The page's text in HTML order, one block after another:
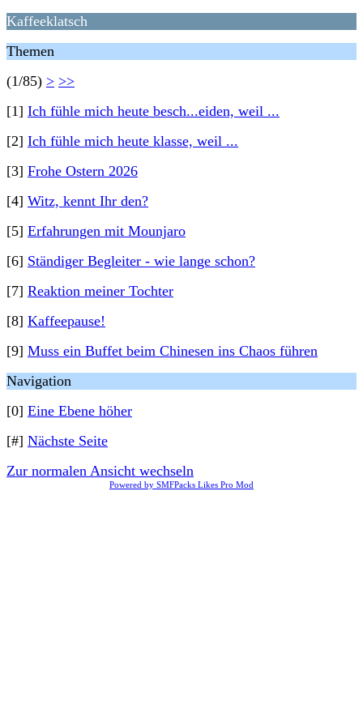
Kaffeeklatsch
Themen
(1/85) > >>
[1] Ich fühle mich heute besch...eiden, weil ...
[2] Ich fühle mich heute klasse, weil ...
[3] Frohe Ostern 2026
[4] Witz, kennt Ihr den?
[5] Erfahrungen mit Mounjaro
[6] Ständiger Begleiter - wie lange schon?
[7] Reaktion meiner Tochter
[8] Kaffeepause!
[9] Muss ein Buffet beim Chinesen ins Chaos führen
Navigation
[0] Eine Ebene höher
[#] Nächste Seite
Zur normalen Ansicht wechseln
Powered by SMFPacks Likes Pro Mod